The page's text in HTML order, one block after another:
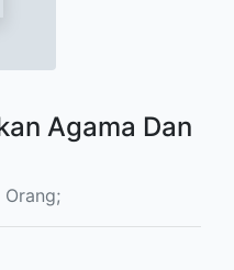
Agama Dan